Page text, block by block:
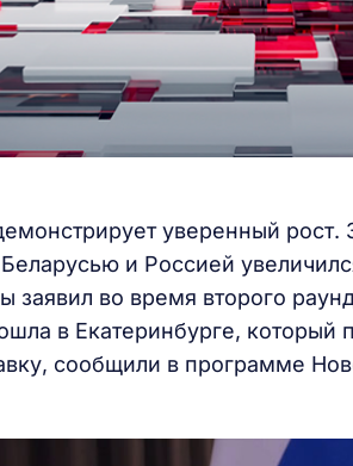
уверенный рост.
и Россией
заявил во время второго
в Екатеринбурге,
сообщили в программе